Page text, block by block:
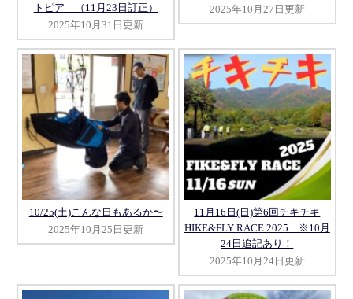
トピア （11月23日訂正）
2025年10月31日更新
2025年10月27日更新
10/25(土)こんな日もあるか〜
2025年10月25日更新
11月16日(日)第6回チキチキ
HIKE&FLY RACE 2025 ※10月
24日追記あり！
2025年10月24日更新